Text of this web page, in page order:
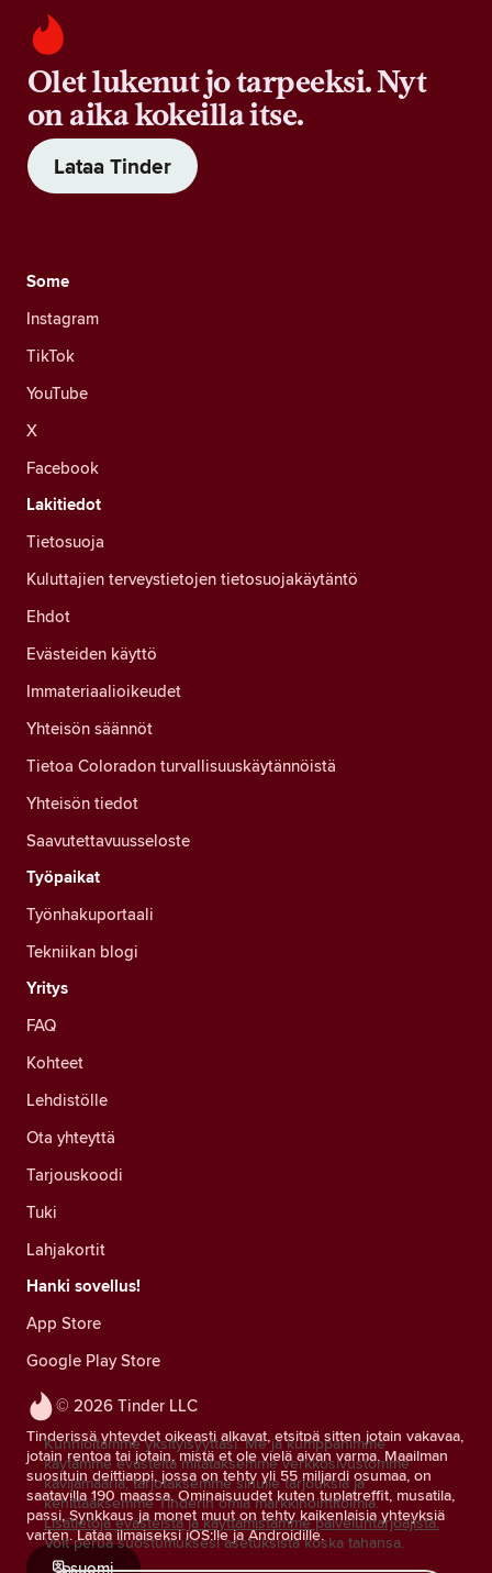
Olet lukenut jo tarpeeksi. Nyt
on aika kokeilla itse.
Lataa Tinder
© 2026 Tinder LLC
Tinderissä yhteydet oikeasti alkavat, etsitpä sitten jotain vakavaa,
jotain rentoa tai jotain, mistä et ole vielä aivan varma. Maailman
suosituin deittiappi, jossa on tehty yli 55 miljardi osumaa, on
saatavilla 190 maassa. Ominaisuudet kuten tuplatreffit, musatila,
passi, Synkkaus ja monet muut on tehty kaikenlaisia yhteyksiä
varten. Lataa ilmaiseksi iOS:lle ja Androidille.
suomi
Some
Instagram
TikTok
YouTube
X
Facebook
Lakitiedot
Tietosuoja
Kuluttajien terveystietojen tietosuojakäytäntö
Ehdot
Evästeiden käyttö
Immateriaalioikeudet
Yhteisön säännöt
Tietoa Coloradon turvallisuuskäytännöistä
Yhteisön tiedot
Saavutettavuusseloste
Työpaikat
Työnhakuportaali
Tekniikan blogi
Yritys
FAQ
Kohteet
Lehdistölle
Ota yhteyttä
Tarjouskoodi
Tuki
Lahjakortit
Hanki sovellus!
App Store
Google Play Store
Kunnioitamme yksityisyyttäsi. Me ja kumppanimme
käytämme evästeitä mitataksemme verkkosivustomme
kävijämääriä, tarjotaksemme sinulle tarjouksia ja
kehittääksemme Tinderin omia markkinointitoimia.
Lisätietoja evästeistä ja käyttämistämme palveluntarjoajista.
Voit perua suostumuksesi asetuksista koska tahansa.